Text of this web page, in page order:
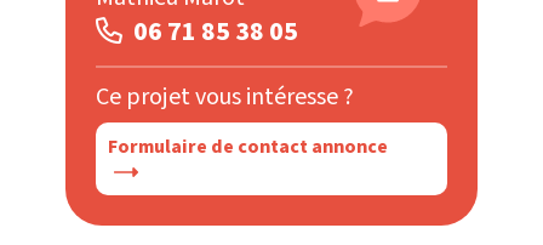
06 71 85 38 05
Ce projet vous intéresse ?
Formulaire de contact annonce